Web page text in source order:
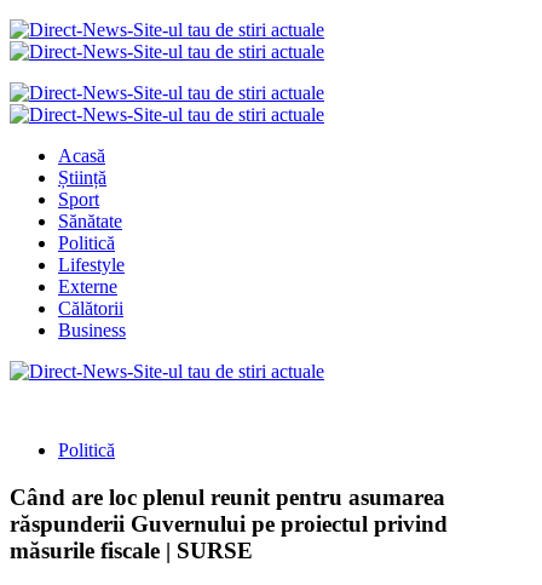
Acasă
Știință
Sport
Sănătate
Politică
Lifestyle
Externe
Călătorii
Business
Politică
Când are loc plenul reunit pentru asumarea
răspunderii Guvernului pe proiectul privind
măsurile fiscale | SURSE